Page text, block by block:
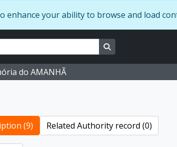
enhance your ability to browse and load
do AMANHÃ
(9) Related Authority record (0)